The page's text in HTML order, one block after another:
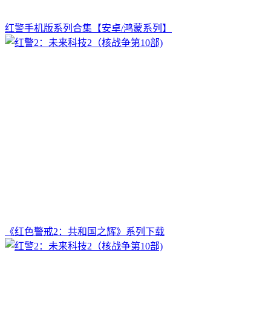
红警手机版系列合集【安卓/鸿蒙系列】
《红色警戒2：共和国之辉》系列下载